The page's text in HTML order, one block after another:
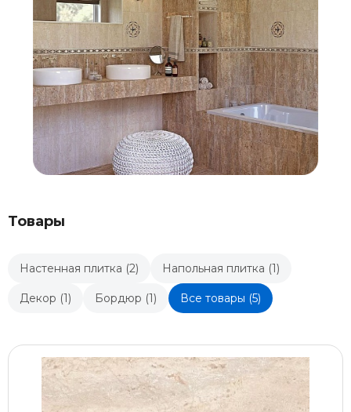
Товары
Настенная плитка (2) Напольная плитка (1)
Декор (1) Бордюр (1) Все товары (5)